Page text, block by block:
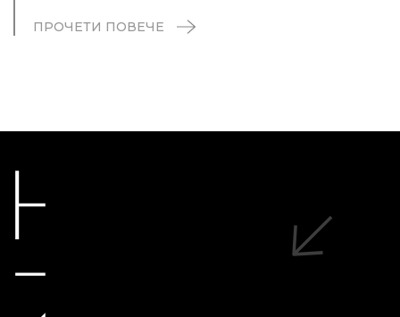
ПРОЧЕТИ ПОВЕЧЕ